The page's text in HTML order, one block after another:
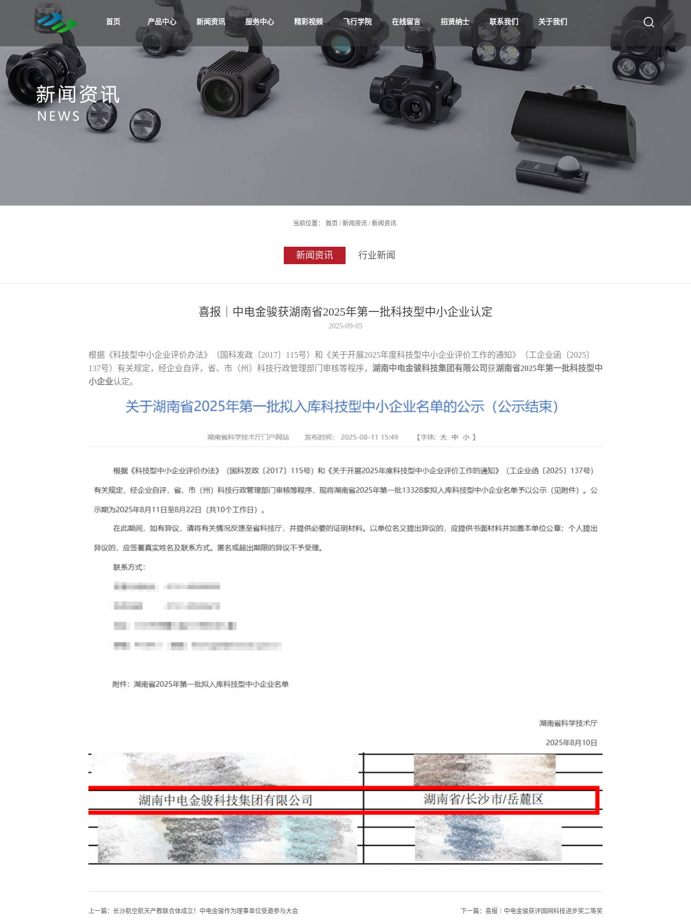
首页 产品中心 新闻资讯 服务中心 精彩视频 飞行学院 在线留言 招贤纳士 联系我们 关于我们
当前位置： 首页 /新闻资讯 /新闻资讯
新闻资讯 行业新闻
喜报｜中电金骏获湖南省2025年第一批科技型中小企业认定
2025-09-05
根据《科技型中小企业评价办法》（国科发政〔2017〕115号）和《关于开展2025年度科技型中小企业评价工作的通知》（工企业函〔2025〕
137号）有关规定，经企业自评，省、市（州）科技行政管理部门审核等程序， 湖南中电金骏科技集团有限公司 获湖南省2025年第一批科技型中
小企业认定。
上一篇： 长沙航空航天产教联合体成立！中电金骏作为理事单位受邀参与大会 下一篇： 喜报｜中电金骏获评国网科技进步奖二等奖